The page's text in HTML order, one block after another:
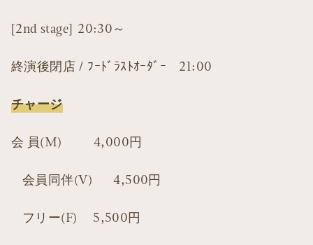
[2nd stage] 20:30～
終演後閉店 / ﾌｰﾄﾞﾗｽﾄｵｰﾀﾞｰ 21:00
チャージ
会 員(M) 4,000円
会員同伴(V) 4,500円
フリー(F) 5,500円